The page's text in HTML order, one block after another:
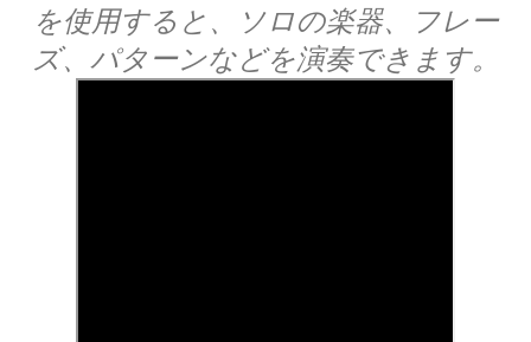
を使用すると、ソロの楽器、フレー
ズ、パターンなどを演奏できます。